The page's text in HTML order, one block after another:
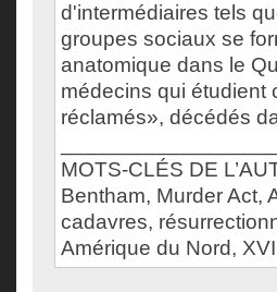
d'intermédiaires tels
groupes sociaux se
anatomique dans le
médecins qui étudient
réclamés», décédés
MOTS-CLÉS DE
Bentham, Murder Act,
cadavres,
Amérique du Nord,